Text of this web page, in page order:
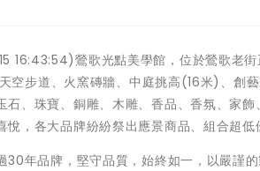
16:43:54)鶯歌光點美學館，位於鶯歌老
空步道、火窯磚牆、中庭挑高(16米)、創
石、珠寶、銅雕、木雕、香品、香氛、家
，各大品牌紛紛祭出應景商品、組合超低
30年品牌，堅守品質，始終如一，以嚴謹